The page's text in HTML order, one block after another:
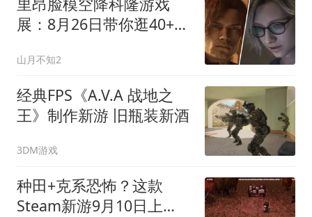
展：8月26日带你逛40+新
山月不知2
经典FPS《A.V.A 战地之
王》制作新游 旧瓶装新酒
3DM游戏
种田+克系恐怖？这款
Steam新游9月10日上